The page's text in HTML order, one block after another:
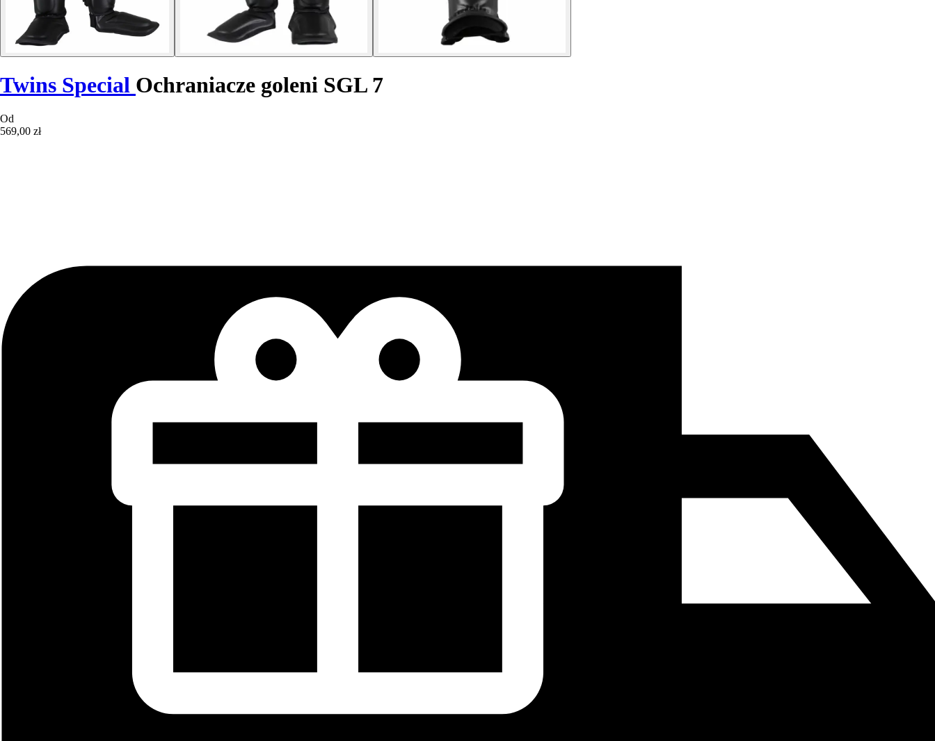
Twins Special Ochraniacze goleni SGL 7
Od
569,00 zł